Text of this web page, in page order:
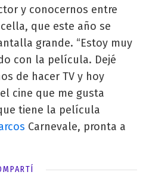
y conocernos entre
que este año se
grande. “Estoy muy
con la película. Dejé
de hacer TV y hoy
cine que me gusta
tiene la película
Carnevale, pronta a